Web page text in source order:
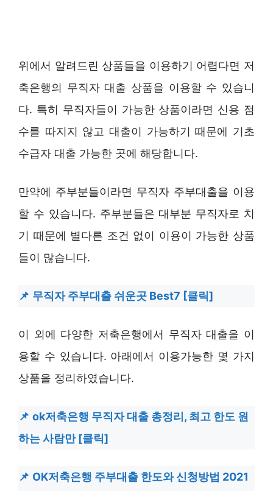
위에서 알려드린 상품들을 이용하기 어렵다면 저
축은행의 무직자 대출 상품을 이용할 수 있습니
다. 특히 무직자들이 가능한 상품이라면 신용 점
수를 따지지 않고 대출이 가능하기 때문에 기초
수급자 대출 가능한 곳에 해당합니다.
만약에 주부분들이라면 무직자 주부대출을 이용
할 수 있습니다. 주부분들은 대부분 무직자로 치
기 때문에 별다른 조건 없이 이용이 가능한 상품
들이 많습니다.
무직자 주부대출 쉬운곳 Best7 [클릭]
이 외에 다양한 저축은행에서 무직자 대출을 이
용할 수 있습니다. 아래에서 이용가능한 몇 가지
상품을 정리하였습니다.
ok저축은행 무직자 대출 총정리, 최고 한도 원
하는 사람만 [클릭]
OK저축은행 주부대출 한도와 신청방법 2021